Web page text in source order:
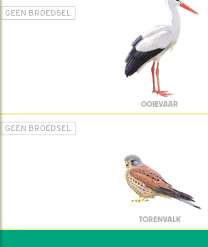
GEEN BROEDSEL
OOIEVAAR
GEEN BROEDSEL
TORENVALK